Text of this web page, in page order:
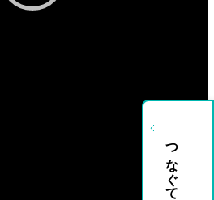
つなぐての日常を発信中